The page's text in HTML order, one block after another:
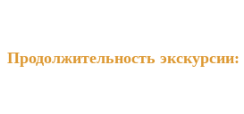
Продолжительность экскурсии: